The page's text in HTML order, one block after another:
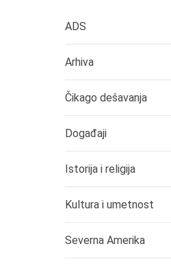
ADS
Arhiva
Čikago dešavanja
Događaji
Istorija i religija
Kultura i umetnost
Severna Amerika